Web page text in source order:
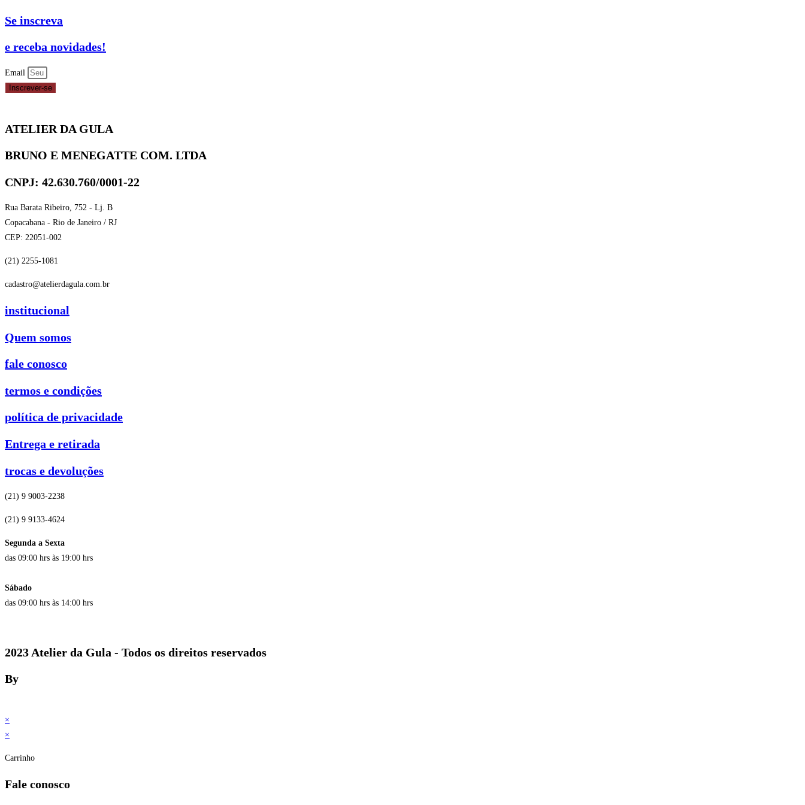
Se inscreva
e receba novidades!
Email
Inscrever-se
ATELIER DA GULA
BRUNO E MENEGATTE COM. LTDA
CNPJ: 42.630.760/0001-22
Rua Barata Ribeiro, 752 - Lj. B
Copacabana - Rio de Janeiro / RJ
CEP: 22051-002
(21) 2255-1081
cadastro@atelierdagula.com.br
institucional
Quem somos
fale conosco
termos e condições
política de privacidade
Entrega e retirada
trocas e devoluções
(21) 9 9003-2238
(21) 9 9133-4624
Segunda a Sexta
das 09:00 hrs às 19:00 hrs
Sábado
das 09:00 hrs às 14:00 hrs
2023 Atelier da Gula - Todos os direitos reservados
By
×
×
Carrinho
Fale conosco